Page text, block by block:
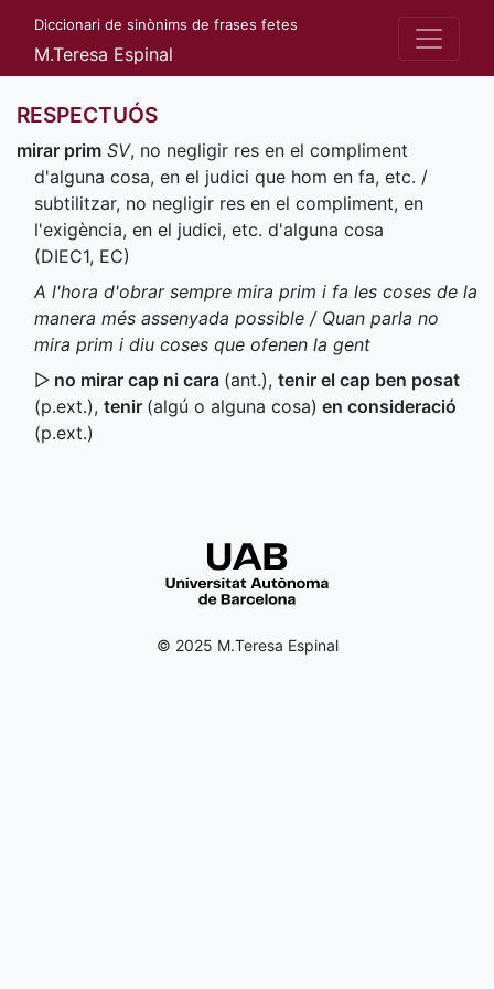
Diccionari de sinònims de frases fetes
M.Teresa Espinal
RESPECTUÓS
mirar prim SV, no negligir res en el compliment
d'alguna cosa, en el judici que hom en fa, etc. /
subtilitzar, no negligir res en el compliment, en
l'exigència, en el judici, etc. d'alguna cosa
(DIEC1, EC)
A l'hora d'obrar sempre mira prim i fa les coses de la
manera més assenyada possible / Quan parla no
mira prim i diu coses que ofenen la gent
▷ no mirar cap ni cara (ant.), tenir el cap ben posat
(p.ext.), tenir (algú o alguna cosa) en consideració
(p.ext.)
© 2025 M.Teresa Espinal